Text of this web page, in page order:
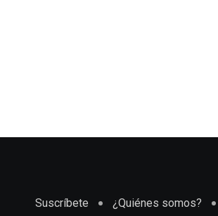
Suscríbete ¿Quiénes somos?